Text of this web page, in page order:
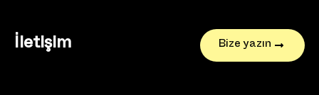
İletişim Bize yazın